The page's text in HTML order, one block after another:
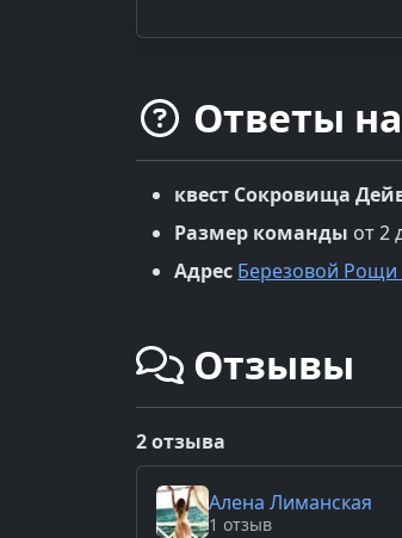
Ответы
квест Сокровища
Размер команды от 2
Адрес Березовой Рощи
Отзывы
2 отзыва
Алена Лиманская
1 отзыв